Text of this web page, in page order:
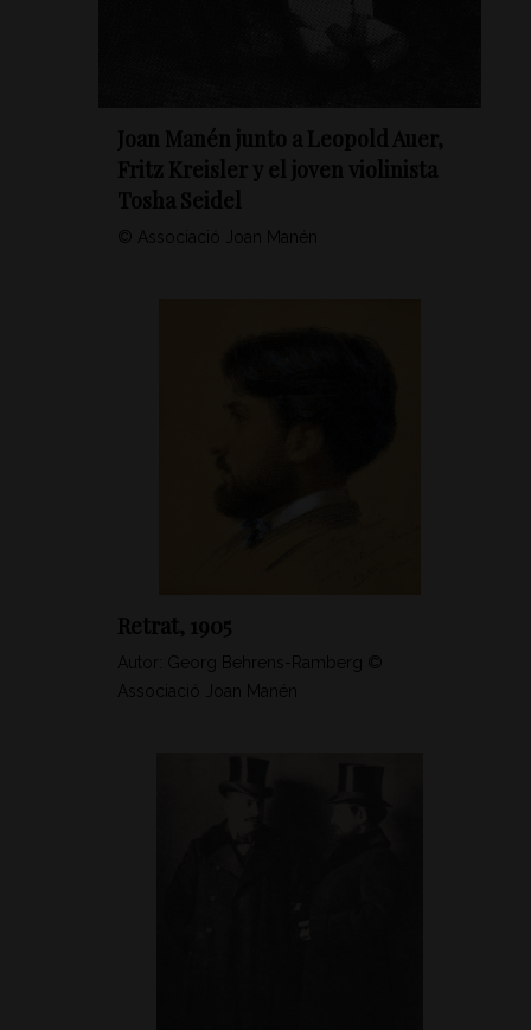
Joan Manén junto a Leopold Auer,
Fritz Kreisler y el joven violinista
Tosha Seidel
© Associació Joan Manén
Retrat, 1905
Autor: Georg Behrens-Ramberg ©
Associació Joan Manén